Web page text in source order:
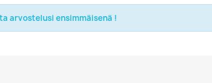
arvostelusi ensimmäisenä !